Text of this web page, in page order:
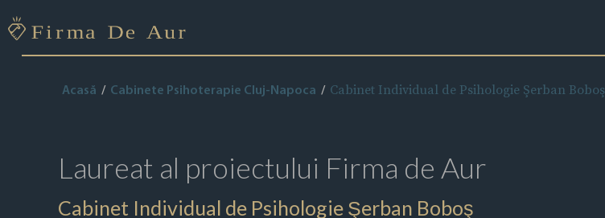
Acasă Cabinete Psihoterapie Cluj-Napoca Cabinet Individual de Psihologie Şerban Boboş
Laureat al proiectului Firma de Aur
Cabinet Individual de Psihologie Şerban Boboş